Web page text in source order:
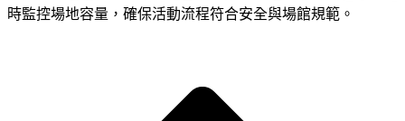
時監控場地容量，確保活動流程符合安全與場館規範。